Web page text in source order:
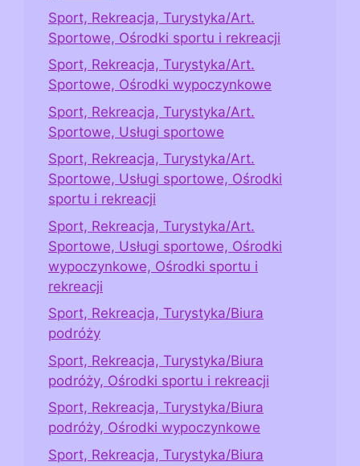
Sport, Rekreacja, Turystyka/Art.
Sportowe, Ośrodki sportu i rekreacji
Sport, Rekreacja, Turystyka/Art.
Sportowe, Ośrodki wypoczynkowe
Sport, Rekreacja, Turystyka/Art.
Sportowe, Usługi sportowe
Sport, Rekreacja, Turystyka/Art.
Sportowe, Usługi sportowe, Ośrodki
sportu i rekreacji
Sport, Rekreacja, Turystyka/Art.
Sportowe, Usługi sportowe, Ośrodki
wypoczynkowe, Ośrodki sportu i
rekreacji
Sport, Rekreacja, Turystyka/Biura
podróży
Sport, Rekreacja, Turystyka/Biura
podróży, Ośrodki sportu i rekreacji
Sport, Rekreacja, Turystyka/Biura
podróży, Ośrodki wypoczynkowe
Sport, Rekreacja, Turystyka/Biura